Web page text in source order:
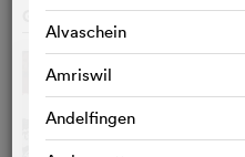
Alvaschein
Amriswil
Andelfingen
GALERIE